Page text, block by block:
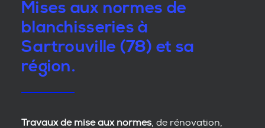
Mises aux normes de
blanchisseries à
Sartrouville (78) et sa
région.
Travaux de mise aux normes , de rénovation,